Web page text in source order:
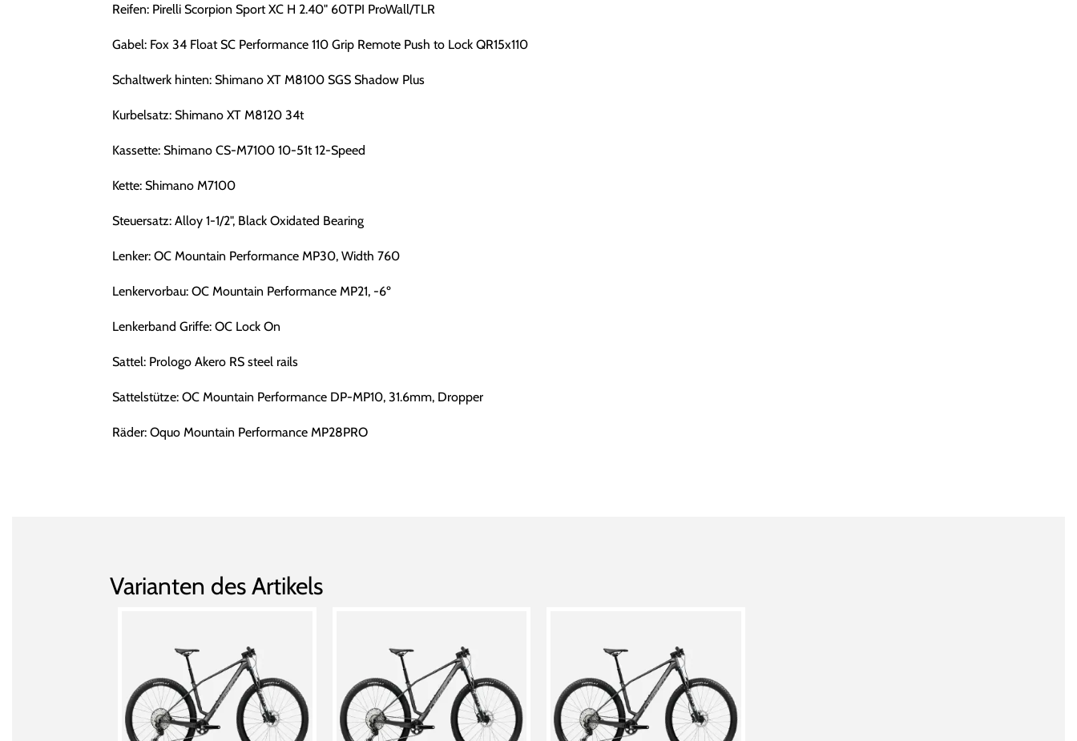
Reifen: Pirelli Scorpion Sport XC H 2.40" 60TPI ProWall/TLR
Gabel: Fox 34 Float SC Performance 110 Grip Remote Push to Lock QR15x110
Schaltwerk hinten: Shimano XT M8100 SGS Shadow Plus
Kurbelsatz: Shimano XT M8120 34t
Kassette: Shimano CS-M7100 10-51t 12-Speed
Kette: Shimano M7100
Steuersatz: Alloy 1-1/2", Black Oxidated Bearing
Lenker: OC Mountain Performance MP30, Width 760
Lenkervorbau: OC Mountain Performance MP21, -6º
Lenkerband Griffe: OC Lock On
Sattel: Prologo Akero RS steel rails
Sattelstütze: OC Mountain Performance DP-MP10, 31.6mm, Dropper
Räder: Oquo Mountain Performance MP28PRO
Varianten des Artikels